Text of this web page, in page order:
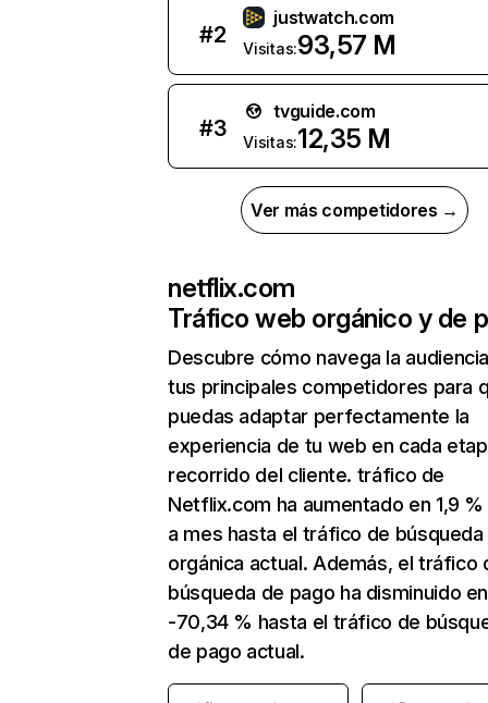
#2
justwatch.com
Visitas:93,57 M
#3
tvguide.com
Visitas:12,35 M
Ver más competidores →
netflix.com
Tráfico web orgánico y de
Descubre cómo navega la
tus principales competidores para
puedas adaptar perfectamente la
experiencia de tu web en cada
recorrido del cliente. tráfico de
Netflix.com ha aumentado en 1,9
a mes hasta el tráfico de búsqueda
orgánica actual. Además, el tráfico
búsqueda de pago ha disminuido en
-70,34 % hasta el tráfico de
de pago actual.